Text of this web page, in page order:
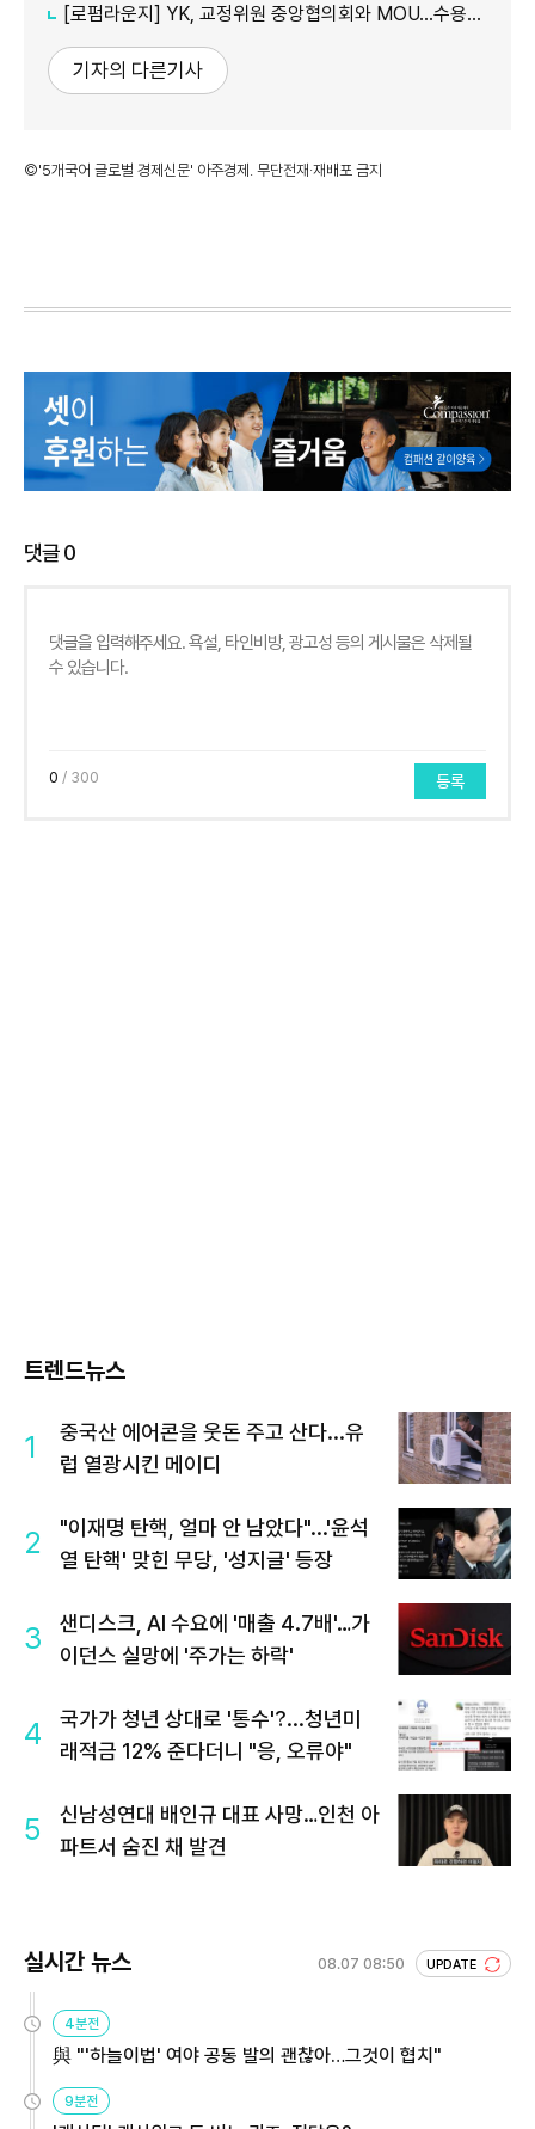
[로펌라운지] YK, 교정위원 중앙협의회와 MOU…수용자 교화·법률지원 협력
기자의 다른기사
©'5개국어 글로벌 경제신문' 아주경제. 무단전재·재배포 금지
댓글0
0 / 300 등록
트렌드뉴스
1
중국산 에어콘을 웃돈 주고 산다...유
럽 열광시킨 메이디
2
"이재명 탄핵, 얼마 안 남았다"...'윤석
열 탄핵' 맞힌 무당, '성지글' 등장
3
샌디스크, AI 수요에 '매출 4.7배'…가
이던스 실망에 '주가는 하락'
4
국가가 청년 상대로 '통수'?...청년미
래적금 12% 준다더니 "응, 오류야"
5
신남성연대 배인규 대표 사망…인천 아
파트서 숨진 채 발견
실시간 뉴스 08.07 08:50 UPDATE
4분전
與 "'하늘이법' 여야 공동 발의 괜찮아…그것이 협치"
9분전